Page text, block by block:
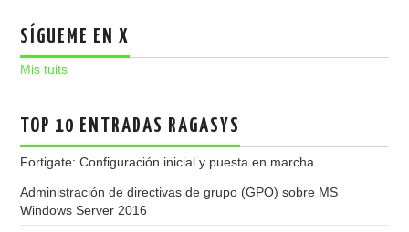
SÍGUEME EN X
Mis tuits
TOP 10 ENTRADAS RAGASYS
Fortigate: Configuración inicial y puesta en marcha
Administración de directivas de grupo (GPO) sobre MS
Windows Server 2016